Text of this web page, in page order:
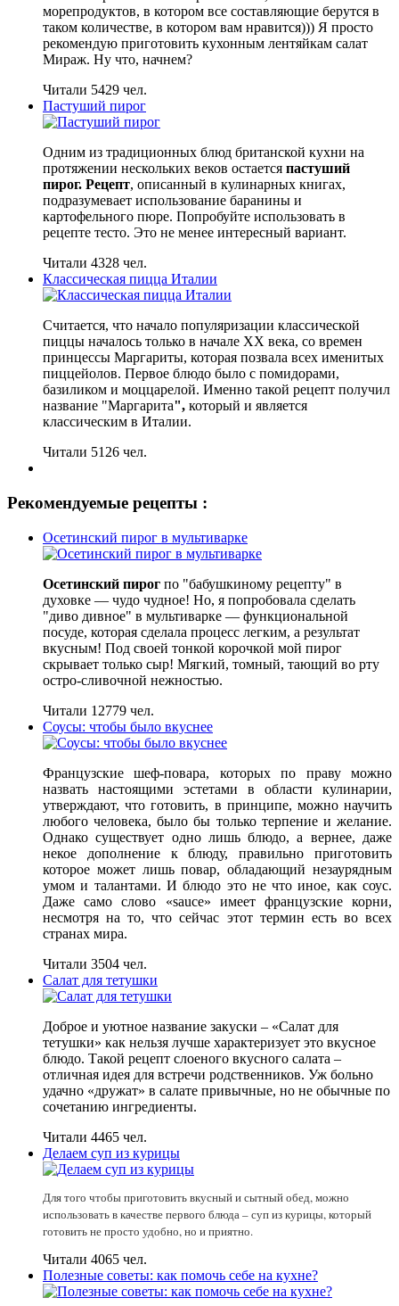
морепродуктов, в котором все составляющие берутся в
таком количестве, в котором вам нравится))) Я просто
рекомендую приготовить кухонным лентяйкам салат
Мираж. Ну что, начнем?
Читали 5429 чел.
Пастуший пирог
Одним из традиционных блюд британской кухни на
протяжении нескольких веков остается пастуший
пирог. Рецепт, описанный в кулинарных книгах,
подразумевает использование баранины и
картофельного пюре. Попробуйте использовать в
рецепте тесто. Это не менее интересный вариант.
Читали 4328 чел.
Классическая пицца Италии
Считается, что начало популяризации классической
пиццы началось только в начале XX века, со времен
принцессы Маргариты, которая позвала всех именитых
пиццейолов. Первое блюдо было с помидорами,
базиликом и моццарелой. Именно такой рецепт получил
название "Маргарита", который и является
классическим в Италии.
Читали 5126 чел.
Рекомендуемые рецепты :
Осетинский пирог в мультиварке
Осетинский пирог по "бабушкиному рецепту" в
духовке — чудо чудное! Но, я попробовала сделать
"диво дивное" в мультиварке — функциональной
посуде, которая сделала процесс легким, а результат
вкусным! Под своей тонкой корочкой мой пирог
скрывает только сыр! Мягкий, томный, тающий во рту
остро-сливочной нежностью.
Читали 12779 чел.
Соусы: чтобы было вкуснее
Французские шеф-повара, которых по праву можно
назвать настоящими эстетами в области кулинарии,
утверждают, что готовить, в принципе, можно научить
любого человека, было бы только терпение и желание.
Однако существует одно лишь блюдо, а вернее, даже
некое дополнение к блюду, правильно приготовить
которое может лишь повар, обладающий незаурядным
умом и талантами. И блюдо это не что иное, как соус.
Даже само слово «sauce» имеет французские корни,
несмотря на то, что сейчас этот термин есть во всех
странах мира.
Читали 3504 чел.
Салат для тетушки
Доброе и уютное название закуски – «Салат для
тетушки» как нельзя лучше характеризует это вкусное
блюдо. Такой рецепт слоеного вкусного салата –
отличная идея для встречи родственников. Уж больно
удачно «дружат» в салате привычные, но не обычные по
сочетанию ингредиенты.
Читали 4465 чел.
Делаем суп из курицы
Для того чтобы приготовить вкусный и сытный обед, можно
использовать в качестве первого блюда – суп из курицы, который
готовить не просто удобно, но и приятно.
Читали 4065 чел.
Полезные советы: как помочь себе на кухне?